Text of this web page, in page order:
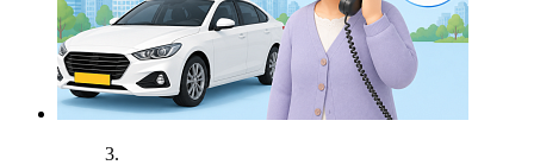
3.